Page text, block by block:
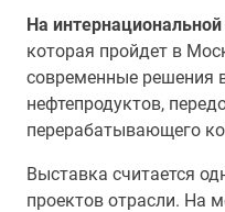
На
которая пройдет в
современные решения
нефтепродуктов,
перерабатывающего
Выставка считается
проектов отрасли. На